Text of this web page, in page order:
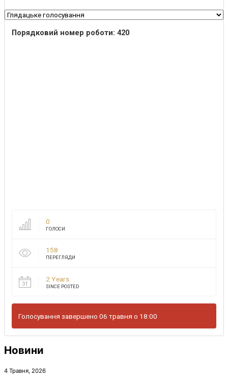
Порядковий номер роботи: 420
0
ГОЛОСИ
158
ПЕРЕГЛЯДИ
2 Years
SINCE POSTED
Голосування завершено 06 травня о 18:00
Новини
4 Травня, 2026